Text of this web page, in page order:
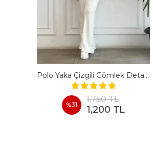
Polo Yaka Çizgili Gömlek Detaylı Kısa Kollu Takım - BEYAZ
%31
1,750 TL
1,200 TL